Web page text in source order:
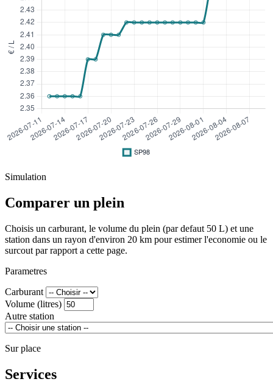
Simulation
Comparer un plein
Choisis un carburant, le volume du plein (par defaut 50 L) et une
station dans un rayon d'environ 20 km pour estimer l'economie ou le
surcout par rapport a cette page.
Parametres
Carburant
Volume (litres)
Autre station
Sur place
Services